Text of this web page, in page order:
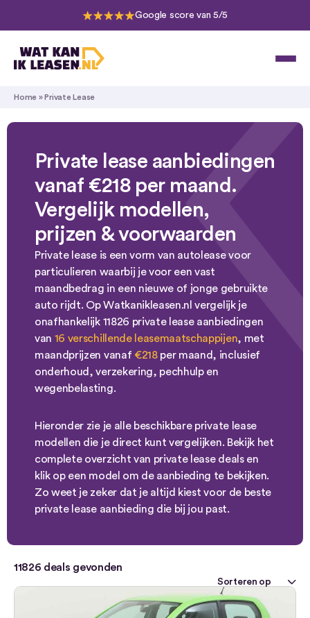
Google score van 5/5
Home »Private Lease
Private lease aanbiedingen
vanaf €218 per maand.
Vergelijk modellen,
prijzen & voorwaarden
Private lease is een vorm van autolease voor
particulieren waarbij je voor een vast
maandbedrag in een nieuwe of jonge gebruikte
auto rijdt. Op Watkanikleasen.nl vergelijk je
onafhankelijk 11826 private lease aanbiedingen
van 16 verschillende leasemaatschappijen, met
maandprijzen vanaf €218per maand, inclusief
onderhoud, verzekering, pechhulp en
wegenbelasting.
Hieronder zie je alle beschikbare private lease
modellen die je direct kunt vergelijken. Bekijk het
complete overzicht van private lease deals en
klik op een model om de aanbieding te bekijken.
Zo weet je zeker dat je altijd kiest voor de beste
private lease aanbieding die bij jou past.
11826 deals gevonden